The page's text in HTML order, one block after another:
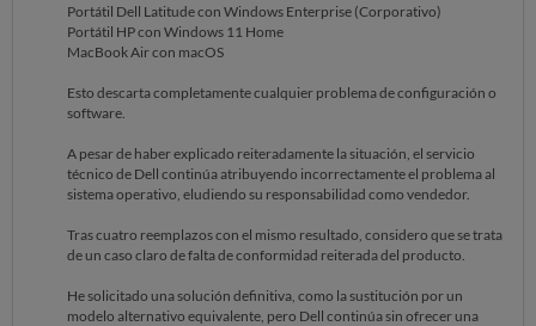
Portátil Dell Latitude con Windows Enterprise (Corporativo)
Portátil HP con Windows 11 Home
MacBook Air con macOS
Esto descarta completamente cualquier problema de configuración o
software.
A pesar de haber explicado reiteradamente la situación, el servicio
técnico de Dell continúa atribuyendo incorrectamente el problema al
sistema operativo, eludiendo su responsabilidad como vendedor.
Tras cuatro reemplazos con el mismo resultado, considero que se trata
de un caso claro de falta de conformidad reiterada del producto.
He solicitado una solución definitiva, como la sustitución por un
modelo alternativo equivalente, pero Dell continúa sin ofrecer una